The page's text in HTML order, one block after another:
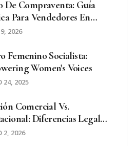
De Compraventa: Guía
Para Vendedores En
2026
Femenino Socialista:
Women's Voices
24, 2025
Comercial Vs.
Diferencias Legales
Todo Propietario Debe
2, 2026